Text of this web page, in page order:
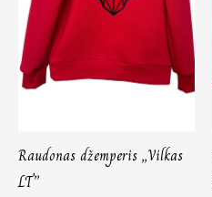
Raudonas džemperis „Vilkas
LT”